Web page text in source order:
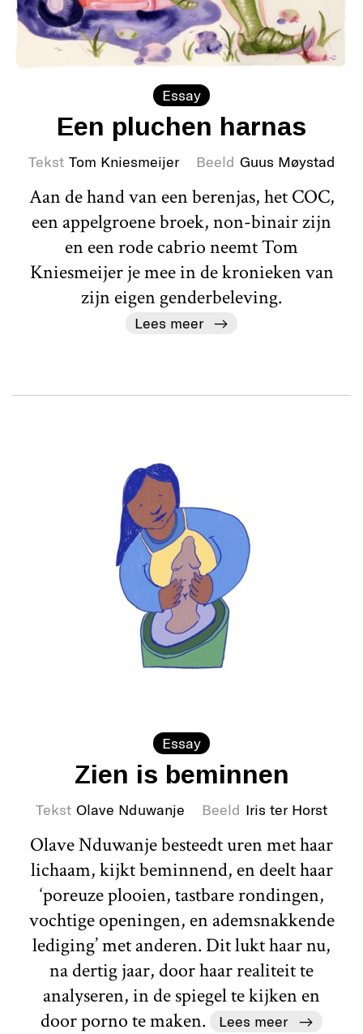
Essay
Een pluchen harnas
Tekst Tom Kniesmeijer Beeld Guus Møystad
Aan de hand van een berenjas, het COC,
een appelgroene broek, non-binair zijn
en een rode cabrio neemt Tom
Kniesmeijer je mee in de kronieken van
zijn eigen genderbeleving.
Lees meer
Essay
Zien is beminnen
Tekst Olave Nduwanje Beeld Iris ter Horst
Olave Nduwanje besteedt uren met haar
lichaam, kijkt beminnend, en deelt haar
‘poreuze plooien, tastbare rondingen,
vochtige openingen, en ademsnakkende
lediging’ met anderen. Dit lukt haar nu,
na dertig jaar, door haar realiteit te
analyseren, in de spiegel te kijken en
door porno te maken.
Lees meer